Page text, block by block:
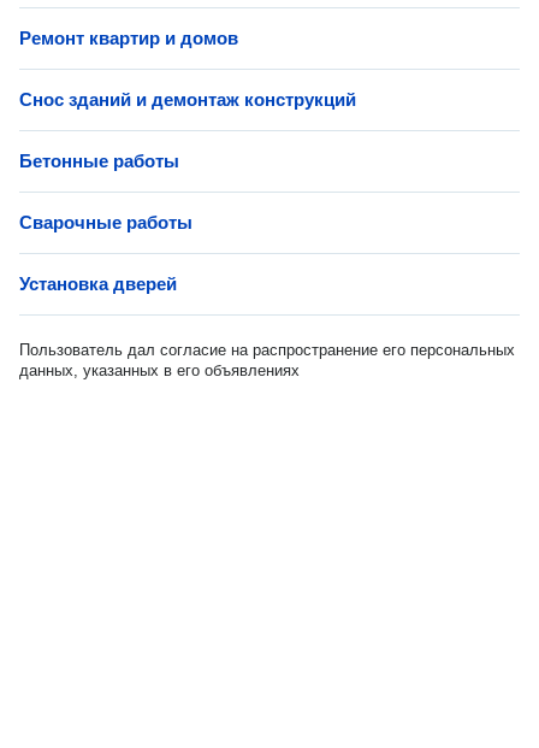
Ремонт квартир и домов
Снос зданий и демонтаж конструкций
Бетонные работы
Сварочные работы
Установка дверей
Пользователь дал согласие на распространение его персональных
данных, указанных в его объявлениях